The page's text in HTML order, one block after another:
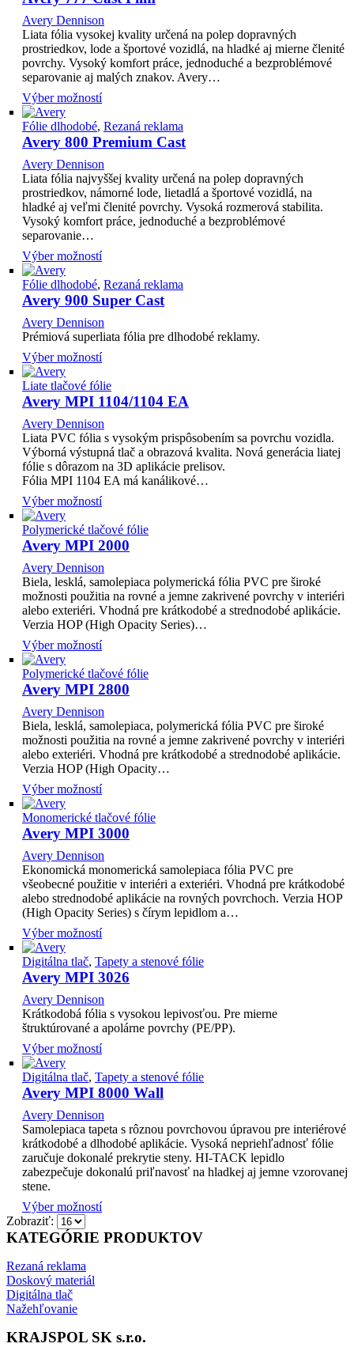
Avery Dennison
Liata fólia vysokej kvality určená na polep dopravných
prostriedkov, lode a športové vozidlá, na hladké aj mierne členité
povrchy. Vysoký komfort práce, jednoduché a bezproblémové
separovanie aj malých znakov. Avery…
Výber možností
Fólie dlhodobé, Rezaná reklama
Avery 800 Premium Cast
Avery Dennison
Liata fólia najvyššej kvality určená na polep dopravných
prostriedkov, námorné lode, lietadlá a športové vozidlá, na
hladké aj veľmi členité povrchy. Vysoká rozmerová stabilita.
Vysoký komfort práce, jednoduché a bezproblémové
separovanie…
Výber možností
Fólie dlhodobé, Rezaná reklama
Avery 900 Super Cast
Avery Dennison
Prémiová superliata fólia pre dlhodobé reklamy.
Výber možností
Liate tlačové fólie
Avery MPI 1104/1104 EA
Avery Dennison
Liata PVC fólia s vysokým prispôsobením sa povrchu vozidla.
Výborná výstupná tlač a obrazová kvalita. Nová generácia liatej
fólie s dôrazom na 3D aplikácie prelisov.
Fólia MPI 1104 EA má kanálikové…
Výber možností
Polymerické tlačové fólie
Avery MPI 2000
Avery Dennison
Biela, lesklá, samolepiaca polymerická fólia PVC pre široké
možnosti použitia na rovné a jemne zakrivené povrchy v interiéri
alebo exteriéri. Vhodná pre krátkodobé a strednodobé aplikácie.
Verzia HOP (High Opacity Series)…
Výber možností
Polymerické tlačové fólie
Avery MPI 2800
Avery Dennison
Biela, lesklá, samolepiaca, polymerická fólia PVC pre široké
možnosti použitia na rovné a jemne zakrivené povrchy v interiéri
alebo exteriéri. Vhodná pre krátkodobé a strednodobé aplikácie.
Verzia HOP (High Opacity…
Výber možností
Monomerické tlačové fólie
Avery MPI 3000
Avery Dennison
Ekonomická monomerická samolepiaca fólia PVC pre
všeobecné použitie v interiéri a exteriéri. Vhodná pre krátkodobé
alebo strednodobé aplikácie na rovných povrchoch. Verzia HOP
(High Opacity Series) s čírym lepidlom a…
Výber možností
Digitálna tlač, Tapety a stenové fólie
Avery MPI 3026
Avery Dennison
Krátkodobá fólia s vysokou lepivosťou. Pre mierne
štruktúrované a apolárne povrchy (PE/PP).
Výber možností
Digitálna tlač, Tapety a stenové fólie
Avery MPI 8000 Wall
Avery Dennison
Samolepiaca tapeta s rôznou povrchovou úpravou pre interiérové
krátkodobé a dlhodobé aplikácie. Vysoká nepriehľadnosť fólie
zaručuje dokonalé prekrytie steny. HI-TACK lepidlo
zabezpečuje dokonalú priľnavosť na hladkej aj jemne vzorovanej
stene.
Výber možností
Zobraziť:
KATEGÓRIE PRODUKTOV
Rezaná reklama
Doskový materiál
Digitálna tlač
Nažehľovanie
KRAJSPOL SK s.r.o.